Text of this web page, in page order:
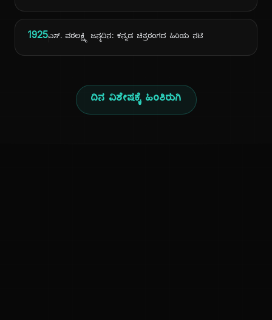
1925ಎಸ್. ವರಲಕ್ಷ್ಮಿ ಜನ್ಮದಿನ: ಕನ್ನಡ ಚಿತ್ರರಂಗದ ಹಿರಿಯ ನಟಿ
ದಿನ ವಿಶೇಷಕ್ಕೆ ಹಿಂತಿರುಗಿ